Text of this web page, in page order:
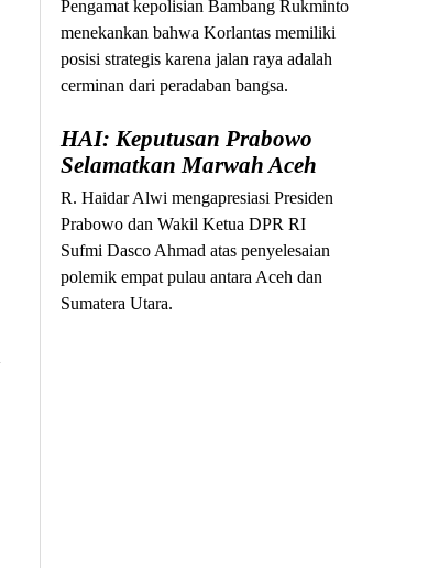
Pengamat kepolisian Bambang Rukminto
menekankan bahwa Korlantas memiliki
posisi strategis karena jalan raya adalah
cerminan dari peradaban bangsa.
HAI: Keputusan Prabowo
Selamatkan Marwah Aceh
R. Haidar Alwi mengapresiasi Presiden
Prabowo dan Wakil Ketua DPR RI
Sufmi Dasco Ahmad atas penyelesaian
polemik empat pulau antara Aceh dan
Sumatera Utara.